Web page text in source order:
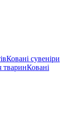
Ковані сувеніри
тваринКовані